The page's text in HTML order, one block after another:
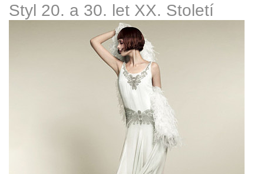
Styl 20. a 30. let XX. Století